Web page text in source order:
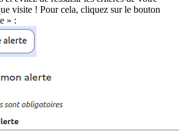
visite ! Pour cela, cliquez sur le bouton
» :